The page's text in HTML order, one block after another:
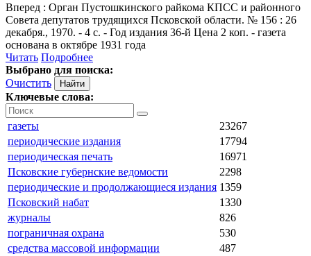
Вперед : Орган Пустошкинского райкома КПСС и районного
Совета депутатов трудящихся Псковской области. № 156 : 26
декабря., 1970. - 4 с. - Год издания 36-й Цена 2 коп. - газета
основана в октябре 1931 года
Читать Подробнее
Выбрано для поиска:
Очистить
Ключевые слова:
газеты
23267
периодические издания
17794
периодическая печать
16971
Псковские губернские ведомости
2298
периодические и продолжающиеся издания 1359
Псковский набат
1330
журналы
826
пограничная охрана
530
средства массовой информации
487